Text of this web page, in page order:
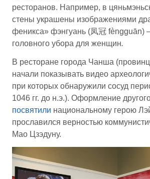
ресторанов. Например, в
стены украшены изображениями
феникса» фэнгуань (凤冠 fèngguān)
головного убора для женщин.
В ресторане города Чанша
начали показывать видео
при которых обнаружили сосуд
1046 гг. до н.э.). Оформление
посвятили национальному герою
прославился верностью
Мао Цзэдуну.